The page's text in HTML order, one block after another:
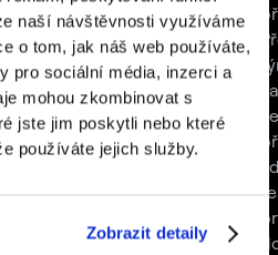
naší návštěvnosti využíváme
o tom, jak náš web používáte,
pro sociální média, inzerci a
mohou zkombinovat s
jste jim poskytli nebo které
používáte jejich služby.
Zobrazit detaily
trhu.
frustrujícího
hlavolamu na hladký
proces. Díky aplikaci
se každodenní
logistické výzvy
stávají otázkou
několika kliknutí.